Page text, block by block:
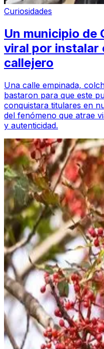
Curiosidades
Un municipio de
viral por instalar
callejero
Una calle empinada,
bastaron para que este
conquistara titulares en
del fenómeno que atrae
y autenticidad.